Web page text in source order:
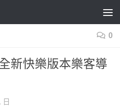
0
新快樂版本樂客導
日